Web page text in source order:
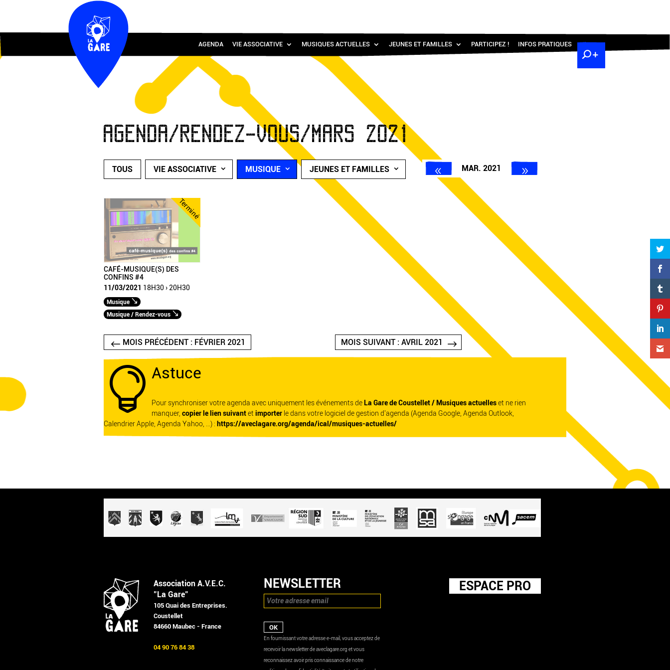
AGENDA VIE ASSOCIATIVE MUSIQUES ACTUELLES JEUNES ET FAMILLES PARTICIPEZ ! INFOS PRATIQUES
AGENDA/RENDEZ-VOUS/MARS 2021
MAR. 2021
TOUS VIE ASSOCIATIVE MUSIQUE JEUNES ET FAMILLES
Terminé
CAFÉ-MUSIQUE(S) DES
CONFINS #4
11/03/2021 18H30 › 20H30
Musique
Musique / Rendez-vous
MOIS PRÉCÉDENT : FÉVRIER 2021 MOIS SUIVANT : AVRIL 2021
 Astuce
Pour synchroniser votre agenda avec uniquement les événements de La Gare de Coustellet / Musiques actuelleset ne rien
manquer, copier le lien suivantet importer le dans votre logiciel de gestion d'agenda (Agenda Google, Agenda Outlook,
Calendrier Apple, Agenda Yahoo, ...) : https://aveclagare.org/agenda/ical/musiques-actuelles/
Association A.V.E.C.
"La Gare"
105 Quai des Entreprises.
Coustellet
84660 Maubec - France
04 90 76 84 38
NEWSLETTER
En fournissant votre adresse e-mail, vous acceptez de
recevoir la newsletter de aveclagare.org et vous
reconnaissez avoir pris connaissance de notre
ESPACE PRO